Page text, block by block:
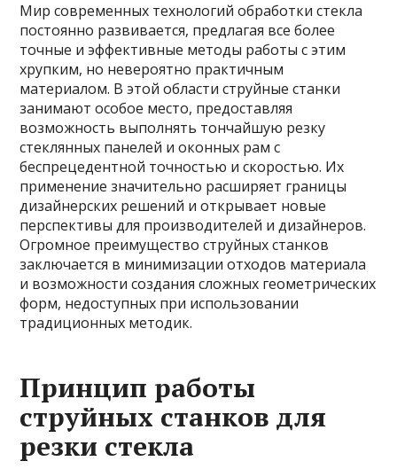
Мир современных технологий обработки стекла
постоянно развивается, предлагая все более
точные и эффективные методы работы с этим
хрупким, но невероятно практичным
материалом. В этой области струйные станки
занимают особое место, предоставляя
возможность выполнять тончайшую резку
стеклянных панелей и оконных рам с
беспрецедентной точностью и скоростью. Их
применение значительно расширяет границы
дизайнерских решений и открывает новые
перспективы для производителей и дизайнеров.
Огромное преимущество струйных станков
заключается в минимизации отходов материала
и возможности создания сложных геометрических
форм, недоступных при использовании
традиционных методик.
Принцип работы
струйных станков для
резки стекла